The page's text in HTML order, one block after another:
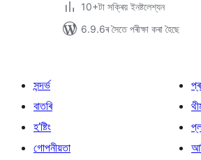
10+টা সক্ৰিয় ইনষ্টলেশ্যন
6.9.6ৰ সৈতে পৰীক্ষা কৰা হৈছে
সন্দৰ্ভ
বাতৰি
হ’ষ্টিং
গোপনীয়তা